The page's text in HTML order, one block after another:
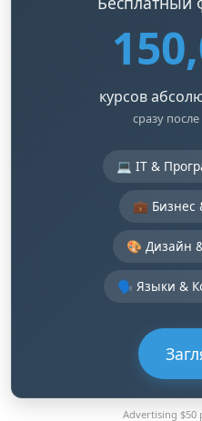
курсов
сразу
💻 IT &
💼
🎨 Дизайн
🗣️ Языки &
Advertising $50